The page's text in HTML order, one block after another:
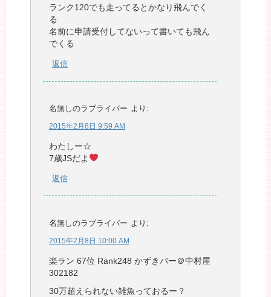
ランク120でも走ってるとかなり飛んでく
る
名前に申請受付してないって書いても飛ん
でくる
返信
名無しのラブライバー より:
2015年2月8日 9:59 AM
わたしー☆
7歳JSだよ
返信
名無しのラブライバー より:
2015年2月8日 10:00 AM
楽ラン 67位 Rank248 かずきバー＠中村屋
302182
30万超えられない雑魚っておるー？